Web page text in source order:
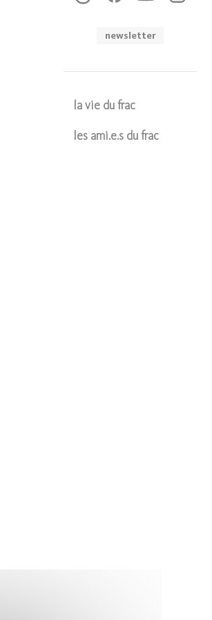
newsletter
la vie du frac
les ami.e.s du frac